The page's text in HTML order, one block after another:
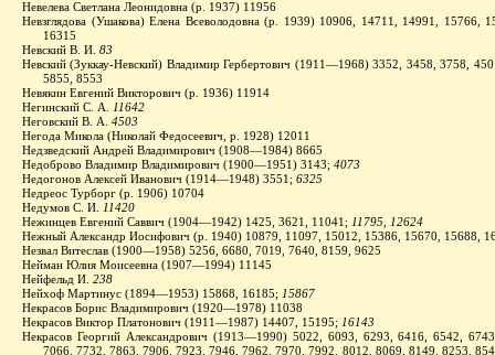
Невелева Светлана Леонидовна (р. 1937) 11956
Невзглядова (Ушакова) Елена Всеволодовна (р. 1939) 10906, 14711, 14991, 15766,
16315
Невский В. И. 83
Невский (Зуккау-Невский) Владимир Гербертович (1911—1968) 3352, 3458, 3758,
5855, 8553
Невякин Евгений Викторович (р. 1936) 11914
Негинский С. А. 11642
Неговский В. А. 4503
Негода Микола (Николай Федосеевич, р. 1928) 12011
Недзведский Андрей Владимирович (1908—1984) 8665
Недоброво Владимир Владимирович (1900—1951) 3143; 4073
Недогонов Алексей Иванович (1914—1948) 3551; 6325
Недреос Турборг (р. 1906) 10704
Недумов С. И. 11420
Нежинцев Евгений Саввич (1904—1942) 1425, 3621, 11041; 11795, 12624
Нежный Александр Иосифович (р. 1940) 10879, 11097, 15012, 15386, 15670, 15688,
Незвал Витеслав (1900—1958) 5256, 6680, 7019, 7640, 8159, 9625
Нейман Юлия Моисеевна (1907—1994) 11145
Нейфельд И. 238
Нейхоф Мартинус (1894—1953) 15868, 16185; 15867
Некрасов Борис Владимирович (1920—1978) 11038
Некрасов Виктор Платонович (1911—1987) 14407, 15195; 16143
Некрасов Георгий Александрович (1913—1990) 5022, 6093, 6293, 6416, 6542,
7066, 7732, 7863, 7906, 7923, 7946, 7962, 7970, 7992, 8012, 8069, 8149, 8253,